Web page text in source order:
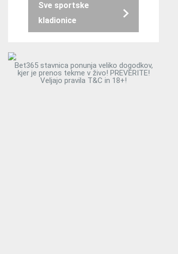
Sve sportske
kladionice
Bet365 stavnica ponunja veliko dogodkov,
kjer je prenos tekme v živo! PREVERITE!
Veljajo pravila T&C in 18+!